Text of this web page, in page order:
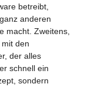
betreibt,
anderen
macht. Zweitens,
den
der alles
schnell ein
sondern